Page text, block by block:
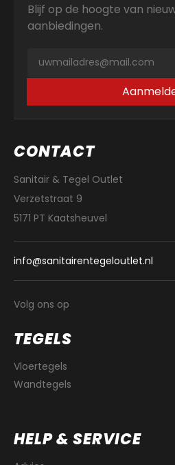
Blijf op de hoogte van
aanbiedingen.
CONTACT
Sanitair & Tegel Outlet
Verzetstraat 9
5171 PT Kaatsheuvel
info@sanitairentegeloutlet.nl
Volg ons op
TEGELS
Vloertegels
Wandtegels
HELP & SERVICE